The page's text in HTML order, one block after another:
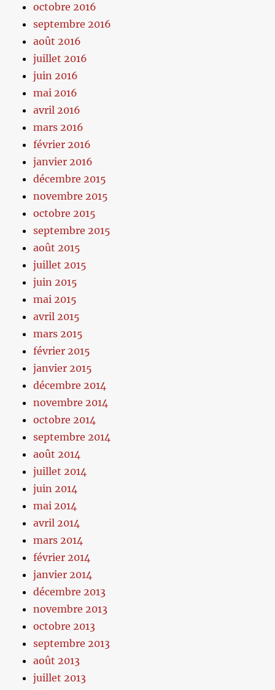
octobre 2016
septembre 2016
août 2016
juillet 2016
juin 2016
mai 2016
avril 2016
mars 2016
février 2016
janvier 2016
décembre 2015
novembre 2015
octobre 2015
septembre 2015
août 2015
juillet 2015
juin 2015
mai 2015
avril 2015
mars 2015
février 2015
janvier 2015
décembre 2014
novembre 2014
octobre 2014
septembre 2014
août 2014
juillet 2014
juin 2014
mai 2014
avril 2014
mars 2014
février 2014
janvier 2014
décembre 2013
novembre 2013
octobre 2013
septembre 2013
août 2013
juillet 2013